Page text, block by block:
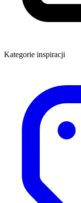
Kategorie inspiracji